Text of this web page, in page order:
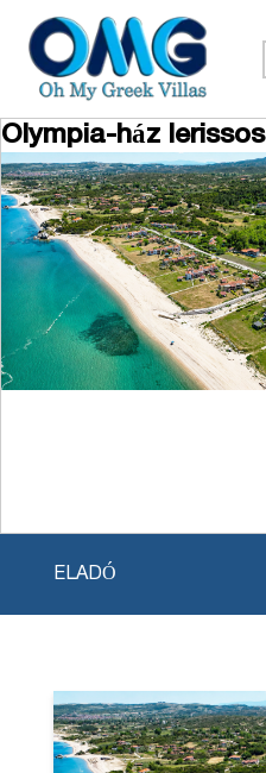
Ugrás a tartalomhoz
Olympia-ház Ierissos
ELADÓ